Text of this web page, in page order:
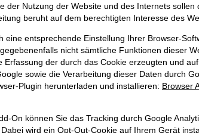
der Nutzung der Website und des Internets
beruht auf dem berechtigten Interesse des
eine entsprechende Einstellung Ihrer Browser-
nicht sämtliche Funktionen dieser
der durch das Cookie erzeugten und
sowie die Verarbeitung dieser Daten durch
Plugin herunterladen und installieren: Browser
On können Sie das Tracking durch Google
. Dabei wird ein Opt-Out-Cookie auf Ihrem Gerät